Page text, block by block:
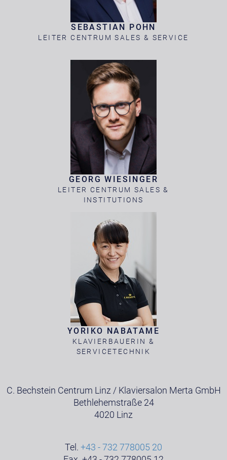
SEBASTIAN POHN
LEITER CENTRUM SALES & SERVICE
GEORG WIESINGER
LEITER CENTRUM SALES &
INSTITUTIONS
YORIKO NABATAME
KLAVIERBAUERIN &
SERVICETECHNIK
C. Bechstein Centrum Linz / Klaviersalon Merta GmbH
Bethlehemstraße 24
4020 Linz
Tel. +43 - 732 778005 20